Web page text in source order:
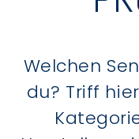
Welchen
du? Triff